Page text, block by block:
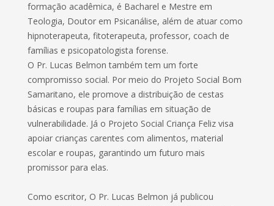
formação acadêmica, é Bacharel e Mestre em
Teologia, Doutor em Psicanálise, além de atuar como
hipnoterapeuta, fitoterapeuta, professor, coach de
famílias e psicopatologista forense.
O Pr. Lucas Belmon também tem um forte
compromisso social. Por meio do Projeto Social Bom
Samaritano, ele promove a distribuição de cestas
básicas e roupas para famílias em situação de
vulnerabilidade. Já o Projeto Social Criança Feliz visa
apoiar crianças carentes com alimentos, material
escolar e roupas, garantindo um futuro mais
promissor para elas.
Como escritor, O Pr. Lucas Belmon já publicou